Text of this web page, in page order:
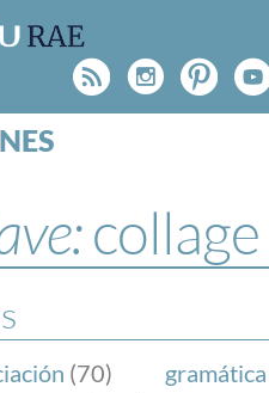
Rss
collage
(70) gramática